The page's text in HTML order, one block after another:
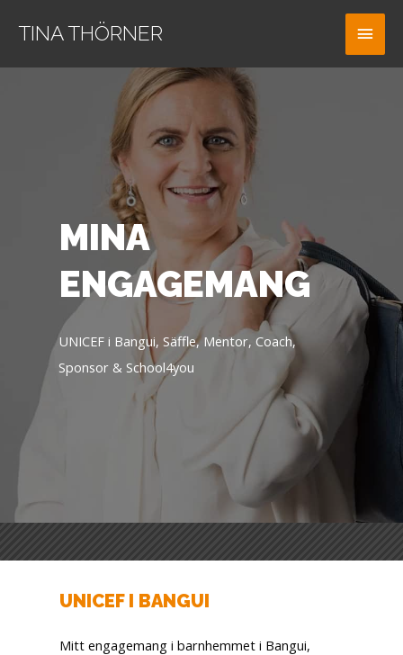
innehåll
TINA THÖRNER
MINA
ENGAGEMANG
UNICEF i Bangui, Säffle, Mentor, Coach,
Sponsor & School4you
UNICEF I BANGUI
Mitt engagemang i barnhemmet i Bangui,